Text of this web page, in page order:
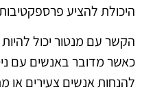
היכולת להציע פרספקטיבות
הקשר עם מנטור יכול
כאשר מדובר באנשים עם
להנחות אנשים צעירים או